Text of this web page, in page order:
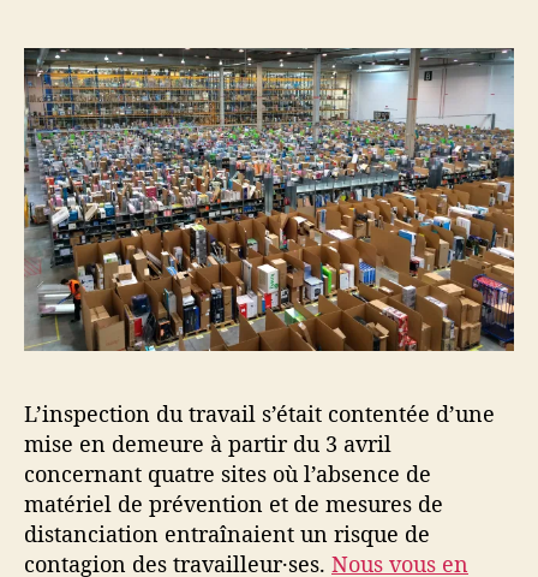
L’inspection du travail s’était contentée d’une
mise en demeure à partir du 3 avril
concernant quatre sites où l’absence de
matériel de prévention et de mesures de
distanciation entraînaient un risque de
contagion des travailleur·ses. Nous vous en